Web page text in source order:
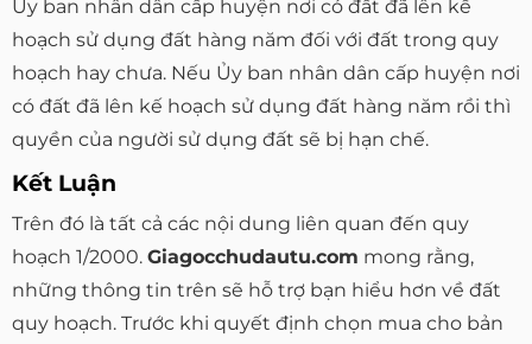
Ủy ban nhân dân cấp huyện nơi có đất đã lên kế
hoạch sử dụng đất hàng năm đối với đất trong quy
hoạch hay chưa. Nếu Ủy ban nhân dân cấp huyện nơi
có đất đã lên kế hoạch sử dụng đất hàng năm rồi thì
quyền của người sử dụng đất sẽ bị hạn chế.
Kết Luận
Trên đó là tất cả các nội dung liên quan đến quy
hoạch 1/2000. Giagocchudautu.com mong rằng,
những thông tin trên sẽ hỗ trợ bạn hiểu hơn về đất
quy hoạch. Trước khi quyết định chọn mua cho bản